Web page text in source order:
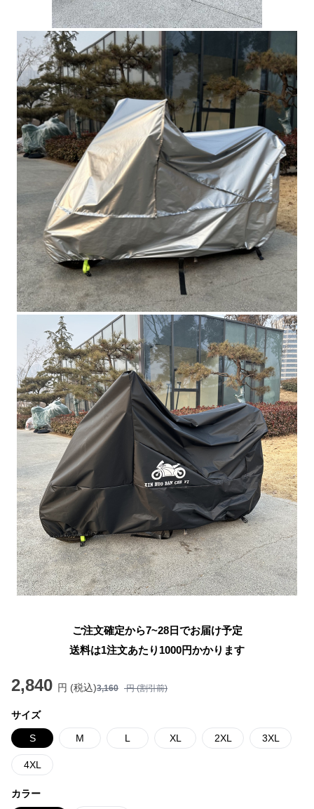
ご注文確定から7~28日でお届け予定
送料は1注文あたり 1000円かかります
2,840 円 (税込)3,160 円 (割引前)
サイズ
S M L XL 2XL 3XL
4XL
カラー